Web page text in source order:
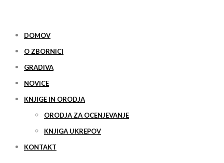
DOMOV
O ZBORNICI
GRADIVA
NOVICE
KNJIGE IN ORODJA
ORODJA ZA OCENJEVANJE
KNJIGA UKREPOV
KONTAKT